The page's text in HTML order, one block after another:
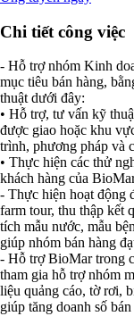
Chi tiết công việc
- Hỗ trợ nhóm Kinh
mục tiêu bán hàng,
thuật dưới đây:
• Hỗ trợ, tư vấn kỹ
được giao hoặc khu
trình, phương pháp và
• Thực hiện các thử
khách hàng của
- Thực hiện hoạt động
farm tour, thu thập kết
tích mẫu nước, mẫu
giúp nhóm bán hàng
- Hỗ trợ BioMar trong
tham gia hỗ trợ nhóm
liệu quảng cáo, tờ rơi,
giúp tăng doanh số bán